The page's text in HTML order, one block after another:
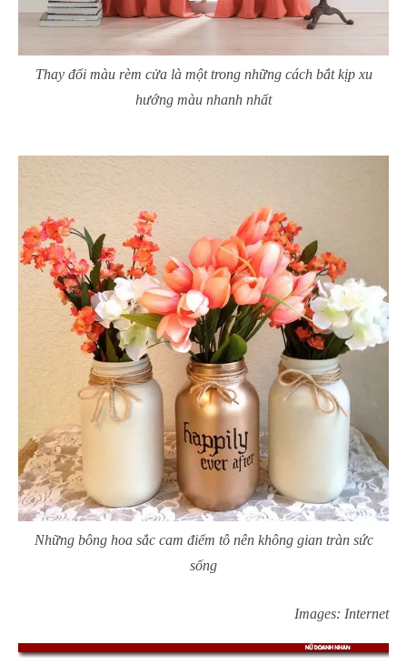
Thay đổi màu rèm cửa là một trong những cách bắt kịp xu
hướng màu nhanh nhất
Những bông hoa sắc cam điểm tô nên không gian tràn sức
sống
Images: Internet